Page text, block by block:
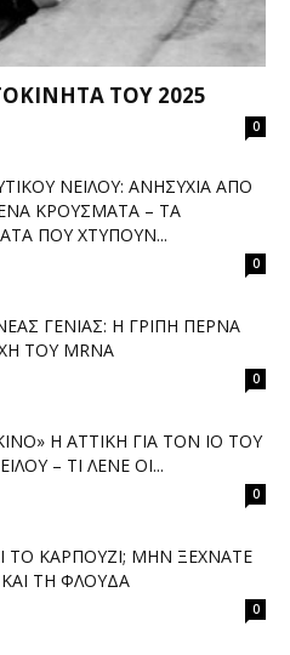
ΤΟΥ 2025
0
ΝΕΊΛΟΥ: ΑΝΗΣΥΧΊΑ ΑΠΌ
ΚΡΟΎΣΜΑΤΑ – ΤΑ
ΠΟΥ ΧΤΥΠΟΎΝ...
0
ΓΕΝΙΆΣ: Η ΓΡΊΠΗ ΠΕΡΝΆ
ΤΟΥ MRNA
0
Η ΑΤΤΙΚΉ ΓΙΑ ΤΟΝ ΙΌ ΤΟΥ
– ΤΙ ΛΈΝΕ ΟΙ...
0
ΤΟ ΚΑΡΠΟΎΖΙ; ΜΗΝ ΞΕΧΝΆΤΕ
ΤΗ ΦΛΟΎΔΑ
0